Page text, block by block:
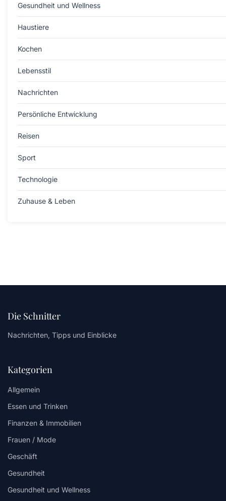
Gesundheit und Wellness
Haustiere
Kochen
Lebensstil
Nachrichten
Persönliche Entwicklung
Reisen
Sport
Technologie
Zuhause & Leben
Die Schnitter
Nachrichten, Tipps und Einblicke
Kategorien
Allgemein
Essen und Trinken
Finanzen & Immobilien
Frauen / Mode
Geschäft
Gesundheit
Gesundheit und Wellness